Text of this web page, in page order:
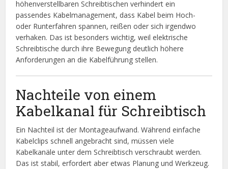
höhenverstellbaren Schreibtischen verhindert ein
passendes Kabelmanagement, dass Kabel beim Hoch-
oder Runterfahren spannen, reißen oder sich irgendwo
verhaken. Das ist besonders wichtig, weil elektrische
Schreibtische durch ihre Bewegung deutlich höhere
Anforderungen an die Kabelführung stellen.
Nachteile von einem
Kabelkanal für Schreibtisch
Ein Nachteil ist der Montageaufwand. Während einfache
Kabelclips schnell angebracht sind, müssen viele
Kabelkanäle unter dem Schreibtisch verschraubt werden.
Das ist stabil, erfordert aber etwas Planung und Werkzeug.